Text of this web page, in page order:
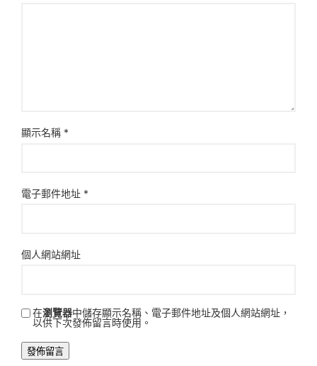
顯示名稱 *
電子郵件地址 *
個人網站網址
在瀏覽器中儲存顯示名稱、電子郵件地址及個人網站網址，
以供下次發佈留言時使用。